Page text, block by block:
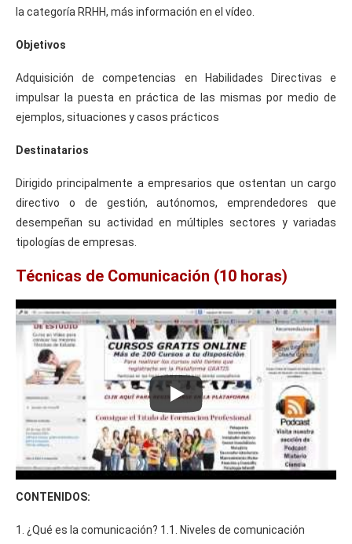
la categoría RRHH, más información en el vídeo.
Objetivos
Adquisición de competencias en Habilidades Directivas e
impulsar la puesta en práctica de las mismas por medio de
ejemplos, situaciones y casos prácticos
Destinatarios
Dirigido principalmente a empresarios que ostentan un cargo
directivo o de gestión, autónomos, emprendedores que
desempeñan su actividad en múltiples sectores y variadas
tipologías de empresas.
Técnicas de Comunicación (10 horas)
CONTENIDOS:
1. ¿Qué es la comunicación? 1.1. Niveles de comunicación